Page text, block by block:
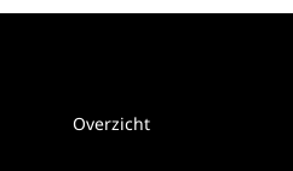
Overzicht